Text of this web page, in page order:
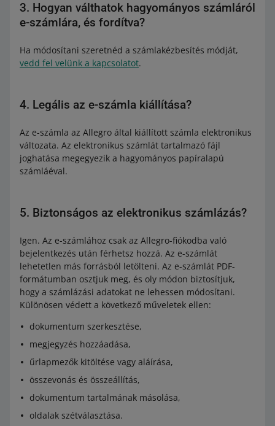
3. Hogyan válthatok hagyományos számláról
e-számlára, és fordítva?
Ha módosítani szeretnéd a számlakézbesítés módját,
vedd fel velünk a kapcsolatot.
4. Legális az e-számla kiállítása?
Az e-számla az Allegro által kiállított számla elektronikus
változata. Az elektronikus számlát tartalmazó fájl
joghatása megegyezik a hagyományos papíralapú
számláéval.
5. Biztonságos az elektronikus számlázás?
Igen. Az e-számlához csak az Allegro-fiókodba való
bejelentkezés után férhetsz hozzá. Az e-számlát
lehetetlen más forrásból letölteni. Az e-számlát PDF-
formátumban osztjuk meg, és oly módon biztosítjuk,
hogy a számlázási adatokat ne lehessen módosítani.
Különösen védett a következő műveletek ellen:
dokumentum szerkesztése,
megjegyzés hozzáadása,
űrlapmezők kitöltése vagy aláírása,
összevonás és összeállítás,
dokumentum tartalmának másolása,
oldalak szétválasztása.